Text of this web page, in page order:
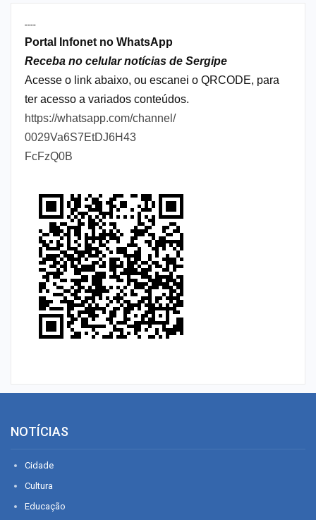
----
Portal Infonet no WhatsApp
Receba no celular notícias de Sergipe
Acesse o link abaixo, ou escanei o QRCODE, para
ter acesso a variados conteúdos.
https://whatsapp.com/channel/
0029Va6S7EtDJ6H43
FcFzQ0B
NOTÍCIAS
Cidade
Cultura
Educação